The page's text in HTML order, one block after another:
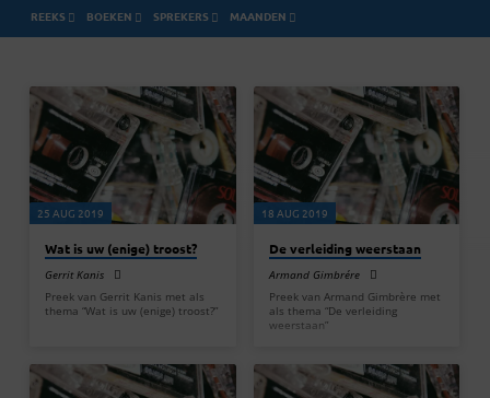
REEKS BOEKEN SPREKERS MAANDEN
PREKEN
VAN
AUGUSTUS
2019
25 AUG 2019
Wat is uw (enige) troost?
Gerrit Kanis
Preek van Gerrit Kanis met als
thema “Wat is uw (enige) troost?”
18 AUG 2019
De verleiding weerstaan
Armand Gimbrére
Preek van Armand Gimbrère met
als thema “De verleiding
weerstaan”